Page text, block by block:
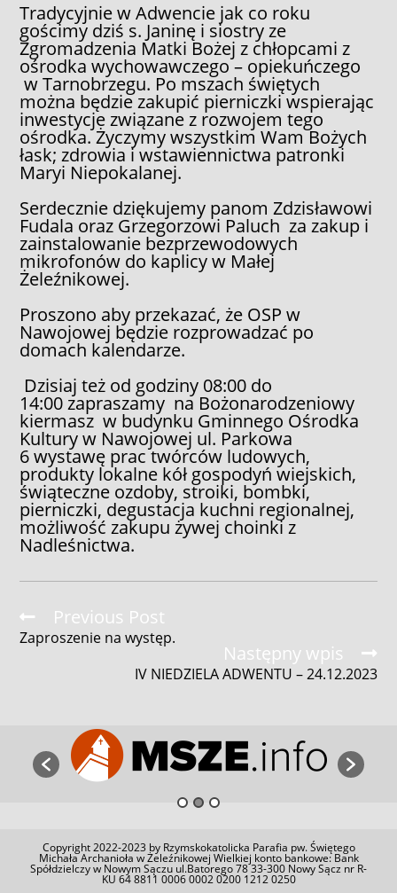
Tradycyjnie w Adwencie jak co roku
gościmy dziś s. Janinę i siostry ze
Zgromadzenia Matki Bożej z chłopcami z
ośrodka wychowawczego – opiekuńczego
w Tarnobrzegu. Po mszach świętych
można będzie zakupić pierniczki wspierając
inwestycje związane z rozwojem tego
ośrodka. Życzymy wszystkim Wam Bożych
łask; zdrowia i wstawiennictwa patronki
Maryi Niepokalanej.
Serdecznie dziękujemy panom Zdzisławowi
Fudala oraz Grzegorzowi Paluch za zakup i
zainstalowanie bezprzewodowych
mikrofonów do kaplicy w Małej
Żeleźnikowej.
Proszono aby przekazać, że OSP w
Nawojowej będzie rozprowadzać po
domach kalendarze.
Dzisiaj też od godziny 08:00 do
14:00 zapraszamy na Bożonarodzeniowy
kiermasz w budynku Gminnego Ośrodka
Kultury w Nawojowej ul. Parkowa
6 wystawę prac twórców ludowych,
produkty lokalne kół gospodyń wiejskich,
świąteczne ozdoby, stroiki, bombki,
pierniczki, degustacja kuchni regionalnej,
możliwość zakupu żywej choinki z
Nadleśnictwa.
Read
more
articles
Previous Post
Zaproszenie na występ.
Następny wpis
IV NIEDZIELA ADWENTU – 24.12.2023
Copyright 2022-2023 by Rzymskokatolicka Parafia pw. Świętego
Michała Archanioła w Żeleźnikowej Wielkiej konto bankowe: Bank
Spółdzielczy w Nowym Sączu ul.Batorego 78 33-300 Nowy Sącz nr R-
KU 64 8811 0006 0002 0200 1212 0250